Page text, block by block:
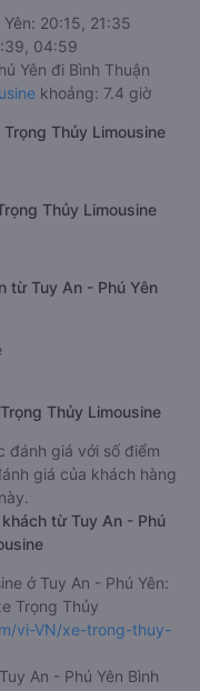
của xe khách
20:15, 21:35
04:59
khoảng: 7.4 giờ
Thủy Limousine
từ Tuy An - Phú Yên